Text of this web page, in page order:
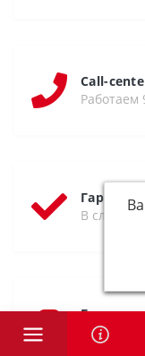
Call-
Работаем
Гарантия
В случае
Заказы